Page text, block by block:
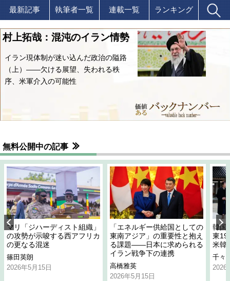
最新記事 執筆者一覧 連載一覧 ランキング
村上拓哉：混沌のイラン情勢
イラン現体制が迷い込んだ政治の隘路
（上）――欠ける展望、失われる秩
序、米軍介入の可能性
無料公開中の記事
マリ「ジハーディスト組織」
の攻勢が示唆する西アフリカ
の更なる混迷
篠田英朗
2026年5月15日
「エネルギー供給国としての
東南アジア」の重要性と抱え
る課題――日本に求められる
イラン戦争下の連携
高橋雅英
2026年5月15日
韓国
東
米韓
千々
2026